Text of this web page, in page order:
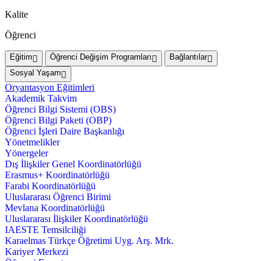
Kalite
Öğrenci
Eğitim Öğrenci Değişim Programları
Bağlantılar
Sosyal Yaşam
Oryantasyon Eğitimleri
Akademik Takvim
Öğrenci Bilgi Sistemi (OBS)
Öğrenci Bilgi Paketi (OBP)
Öğrenci İşleri Daire Başkanlığı
Yönetmelikler
Yönergeler
Dış İlişkiler Genel Koordinatörlüğü
Erasmus+ Koordinatörlüğü
Farabi Koordinatörlüğü
Uluslararası Öğrenci Birimi
Mevlana Koordinatörlüğü
Uluslararası İlişkiler Koordinatörlüğü
IAESTE Temsilciliği
Karaelmas Türkçe Öğretimi Uyg. Arş. Mrk.
Kariyer Merkezi